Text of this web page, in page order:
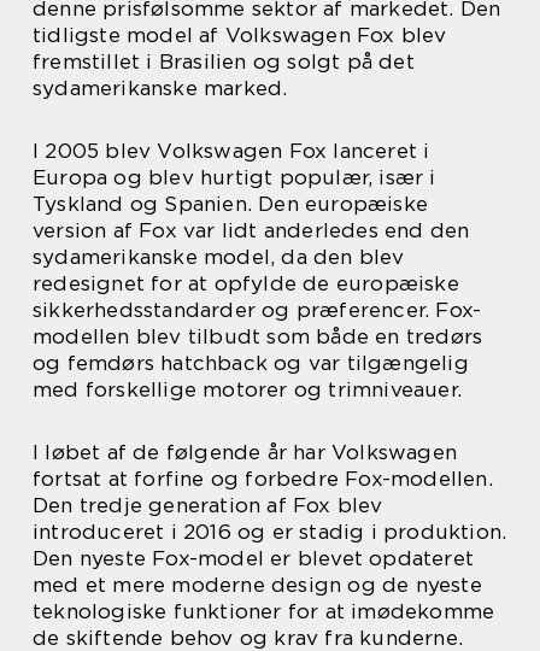
denne prisfølsomme sektor af markedet. Den
tidligste model af Volkswagen Fox blev
fremstillet i Brasilien og solgt på det
sydamerikanske marked.
I 2005 blev Volkswagen Fox lanceret i
Europa og blev hurtigt populær, især i
Tyskland og Spanien. Den europæiske
version af Fox var lidt anderledes end den
sydamerikanske model, da den blev
redesignet for at opfylde de europæiske
sikkerhedsstandarder og præferencer. Fox-
modellen blev tilbudt som både en tredørs
og femdørs hatchback og var tilgængelig
med forskellige motorer og trimniveauer.
I løbet af de følgende år har Volkswagen
fortsat at forfine og forbedre Fox-modellen.
Den tredje generation af Fox blev
introduceret i 2016 og er stadig i produktion.
Den nyeste Fox-model er blevet opdateret
med et mere moderne design og de nyeste
teknologiske funktioner for at imødekomme
de skiftende behov og krav fra kunderne.